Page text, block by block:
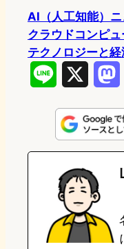
AI（人工知能）
クラウドコンピ
テクノロジーと
n
e
t
o